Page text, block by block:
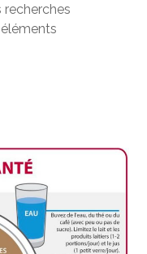
recherches